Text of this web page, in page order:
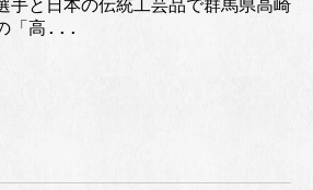
手と日本の伝統工芸品で群馬県高崎
「高...